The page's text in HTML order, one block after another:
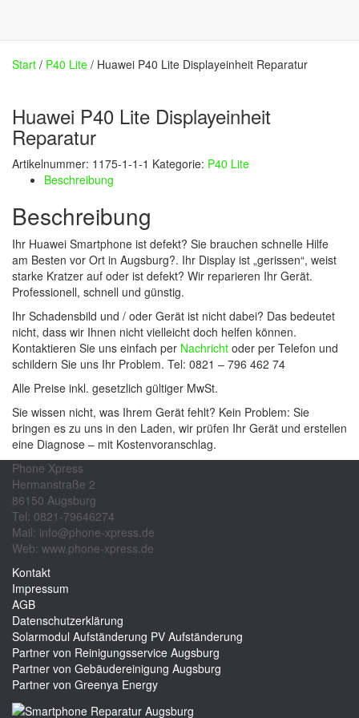
Start / P40 Lite / Huawei P40 Lite Displayeinheit Reparatur
Huawei P40 Lite Displayeinheit
Reparatur
Artikelnummer: 1175-1-1-1 Kategorie: P40 Lite
Beschreibung
Beschreibung
Ihr Huawei Smartphone ist defekt? Sie brauchen schnelle Hilfe
am Besten vor Ort in Augsburg?. Ihr Display ist „gerissen“, weist
starke Kratzer auf oder ist defekt? Wir reparieren Ihr Gerät.
Professionell, schnell und günstig.
Ihr Schadensbild und / oder Gerät ist nicht dabei? Das bedeutet
nicht, dass wir Ihnen nicht vielleicht doch helfen können.
Kontaktieren Sie uns einfach per Nachricht oder per Telefon und
schildern Sie uns Ihr Problem. Tel: 0821 – 796 462 74
Alle Preise inkl. gesetzlich gültiger MwSt.
Sie wissen nicht, was Ihrem Gerät fehlt? Kein Problem: Sie
bringen es zu uns in den Laden, wir prüfen Ihr Gerät und erstellen
eine Diagnose – mit Kostenvoranschlag.
Phone Xpress
Hermanstraße 2
86150 Augsburg
Tel: 0821-79646274
Mail: info@phone-xpress.de
Web: www.phone-xpress.de
Kontakt
Impressum
AGB
Datenschutzerklärung
Solarmodul Aufständerung PV Aufständerung
Partner von Reinigungsservice Augsburg
Partner von Gebäudereinigung Augsburg
Partner von Greenya Energy